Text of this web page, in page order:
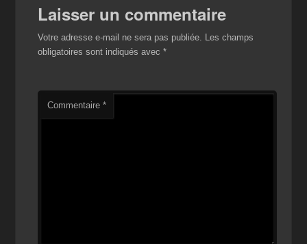
Laisser un commentaire
Votre adresse e-mail ne sera pas publiée. Les champs
obligatoires sont indiqués avec*
Commentaire*